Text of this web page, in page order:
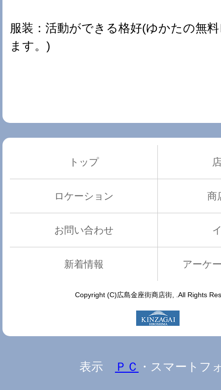
服装：活動ができる格好(ゆかたの無
ます。)
トップ
ロケーション 商
お問い合わせ
新着情報 アーケ
Copyright (C)広島金座街商店街, .All Rights
表示 ＰＣ ・スマートフ